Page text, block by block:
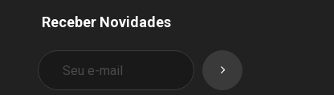
Receber Novidades